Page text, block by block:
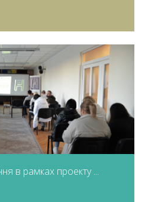
в рамках проекту ...